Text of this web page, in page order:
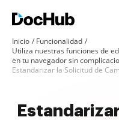
Inicio
Funcionalidad
Utiliza nuestras funciones de
en tu navegador sin